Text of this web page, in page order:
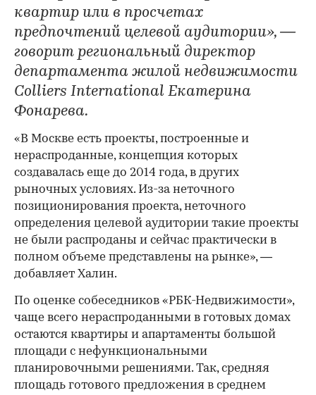
квартир или в просчетах
предпочтений целевой аудитории», —
говорит региональный директор
департамента жилой недвижимости
Colliers International Екатерина
Фонарева.
«В Москве есть проекты, построенные и
нераспроданные, концепция которых
создавалась еще до 2014 года, в других
рыночных условиях. Из-за неточного
позиционирования проекта, неточного
определения целевой аудитории такие проекты
не были распроданы и сейчас практически в
полном объеме представлены на рынке», —
добавляет Халин.
По оценке собеседников «РБК-Недвижимости»,
чаще всего нераспроданными в готовых домах
остаются квартиры и апартаменты большой
площади с нефункциональными
планировочными решениями. Так, средняя
площадь готового предложения в среднем